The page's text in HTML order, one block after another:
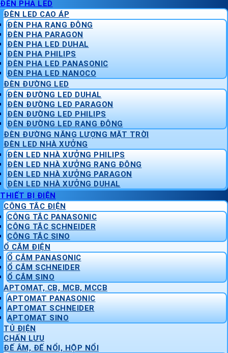
ĐÈN PHA LED
ĐÈN LED CAO ÁP
ĐÈN PHA RẠNG ĐÔNG
ĐÈN PHA PARAGON
ĐÈN PHA LED DUHAL
ĐÈN PHA PHILIPS
ĐÈN PHA LED PANASONIC
ĐÈN PHA LED NANOCO
ĐÈN ĐƯỜNG LED
ĐÈN ĐƯỜNG LED DUHAL
ĐÈN ĐƯỜNG LED PARAGON
ĐÈN ĐƯỜNG LED PHILIPS
ĐÈN ĐƯỜNG LED RẠNG ĐÔNG
ĐÈN ĐƯỜNG NĂNG LƯỢNG MẶT TRỜI
ĐÈN LED NHÀ XƯỞNG
ĐÈN LED NHÀ XƯỞNG PHILIPS
ĐÈN LED NHÀ XƯỞNG RẠNG ĐÔNG
ĐÈN LED NHÀ XƯỞNG PARAGON
ĐÈN LED NHÀ XƯỞNG DUHAL
THIẾT BỊ ĐIỆN
CÔNG TẮC ĐIỆN
CÔNG TẮC PANASONIC
CÔNG TẮC SCHNEIDER
CÔNG TẮC SINO
Ổ CẮM ĐIỆN
Ổ CẮM PANASONIC
Ổ CẮM SCHNEIDER
Ổ CẮM SINO
APTOMAT, CB, MCB, MCCB
APTOMAT PANASONIC
APTOMAT SCHNEIDER
APTOMAT SINO
TỦ ĐIỆN
CHẤN LƯU
ĐẾ ÂM, ĐẾ NỔI, HỘP NỔI